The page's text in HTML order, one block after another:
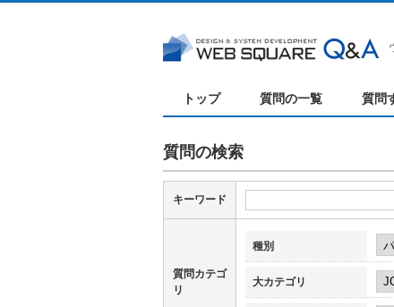
トップ 質問の一覧 質問
質問の検索
キーワード
質問カテゴ
リ
種別
大カテゴリ